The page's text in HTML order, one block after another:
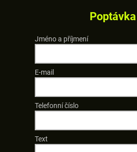
Poptávka
Jméno a příjmení
E-mail
Telefonní číslo
Text